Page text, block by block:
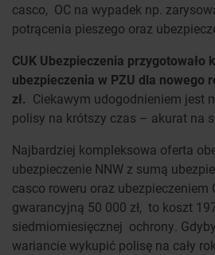
casco, OC na wypadek np.
potrącenia pieszego oraz
CUK Ubezpieczenia przygotowało
ubezpieczenia w PZU dla nowego
zł. Ciekawym udogodnieniem jest
polisy na krótszy czas – akurat na
Najbardziej kompleksowa oferta
ubezpieczenie NNW z sumą
casco roweru oraz ubezpieczeniem
gwarancyjną 50 000 zł, to koszt
siedmiomiesięcznej ochrony.
wariancie wykupić polisę na cały